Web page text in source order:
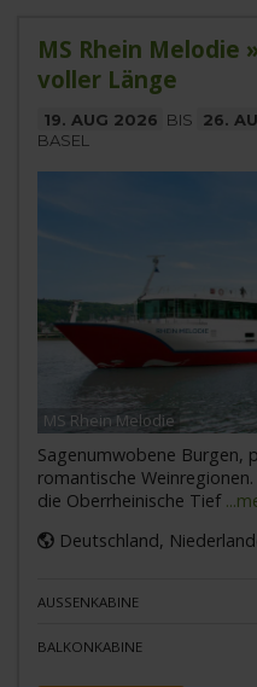
MS Rhein Melodie
voller Länge
19. AUG 2026 BIS 26.
BASEL
MS Rhein Melodie
Sagenumwobene Burgen,
romantische
die Oberrheinische Tief
Deutschland,
AUSSENKABINE
BALKONKABINE